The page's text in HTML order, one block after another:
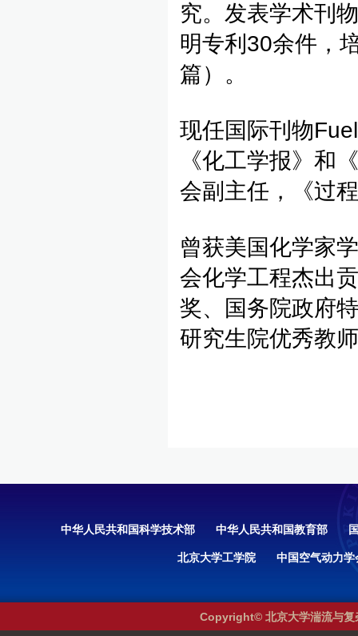
究。发表学术刊
明专利30余件，
篇）。
现任国际刊物
《化工学报》和
会副主任，《过
曾获美国化学家
会化学工程杰出
奖、国务院政府
研究生院优秀教
中华人民共和国科学技术部 中华人民共和国教育部
北京大学工学院 中国空气动力学
Copyright© 北京大学湍流与